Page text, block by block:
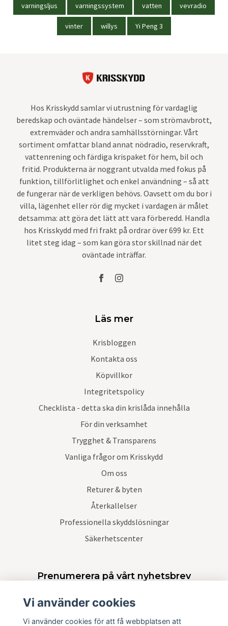
varningsljus varningssystem vatten vevradio
vinter willys Yi Peng 3
Hos Krisskydd samlar vi utrustning för vardaglig
beredskap och oväntade händelser – som strömavbrott,
extremväder och andra samhällsstörningar. Vårt
sortiment omfattar bland annat nödradio, reservkraft,
vattenrening och färdiga krispaket för hem, bil och
fritid. Produkterna är noggrant utvalda med fokus på
funktion, tillförlitlighet och enkel användning – så att
de fungerar när de verkligen behövs. Oavsett om du bor i
villa, lägenhet eller rör dig mycket i vardagen är målet
detsamma: att göra det lätt att vara förberedd. Handla
hos Krisskydd med fri frakt på ordrar över 699 kr. Ett
litet steg idag – som kan göra stor skillnad när det
oväntade inträffar.
Läs mer
Krisbloggen
Kontakta oss
Köpvillkor
Integritetspolicy
Checklista - detta ska din krislåda innehålla
För din verksamhet
Trygghet & Transparens
Vanliga frågor om Krisskydd
Om oss
Returer & byten
Återkallelser
Professionella skyddslösningar
Säkerhetscenter
Prenumerera på vårt nyhetsbrev
Vi använder cookies
Vi använder cookies för att få webbplatsen att